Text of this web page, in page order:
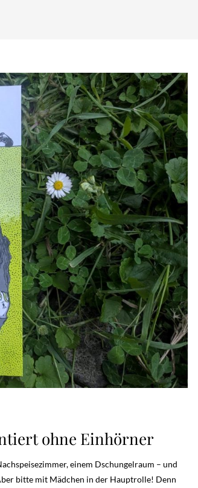
ohne Einhörner
einem Dschungelraum – und
bitte mit Mädchen in der Hauptrolle! Denn